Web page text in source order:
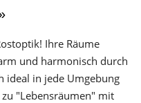
Ihre Räume
und harmonisch durch
ideal in jede Umgebung
"Lebensräumen" mit